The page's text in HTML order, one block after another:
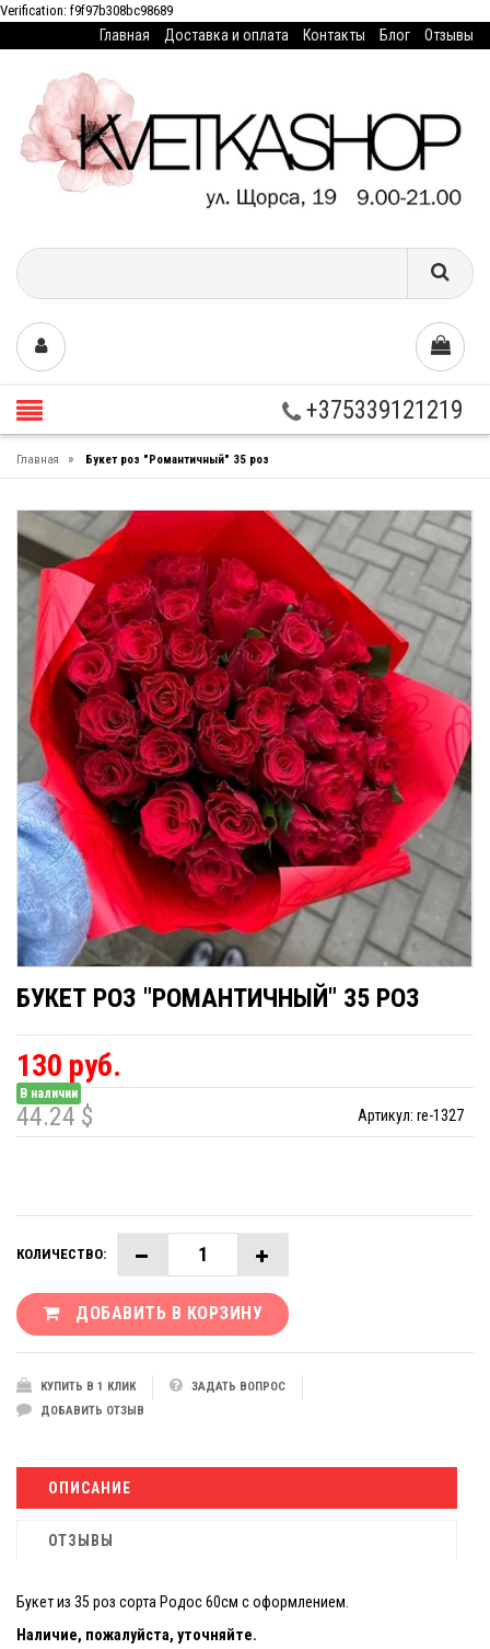
Verification: f9f97b308bc98689
Главная Доставка и оплата Контакты Блог Отзывы
+375339121219
Главная » Букет роз "Романтичный" 35 роз
БУКЕТ РОЗ "РОМАНТИЧНЫЙ" 35 РОЗ
130 руб.
В наличии
Артикул: re-1327
44.24 $
КОЛИЧЕСТВО:
ДОБАВИТЬ В КОРЗИНУ
КУПИТЬ В 1 КЛИК
ЗАДАТЬ ВОПРОС
ДОБАВИТЬ ОТЗЫВ
ОПИСАНИЕ
ОТЗЫВЫ
Букет из 35 роз сорта Родос 60см с оформлением.
Наличие, пожалуйста, уточняйте.